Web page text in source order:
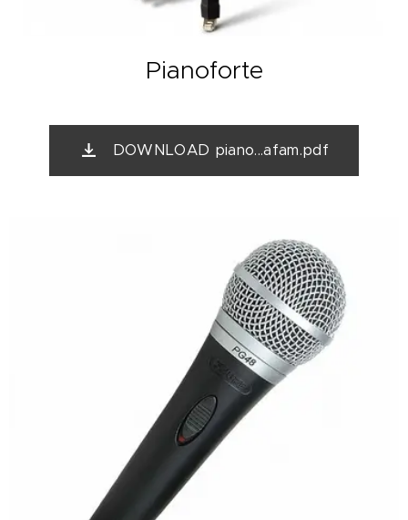
Pianoforte
DOWNLOAD piano...afam.pdf